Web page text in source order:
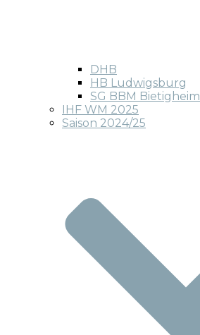
DHB
HB Ludwigsburg
SG BBM Bietigheim
IHF WM 2025
Saison 2024/25